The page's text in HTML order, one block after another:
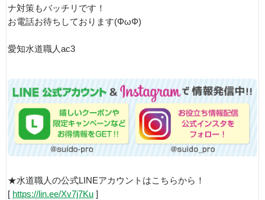
ナ対策もバッチリです！
お電話お待ちしております(ΦωΦ)
愛知水道職人ac3
★水道職人の公式LINEアカウントはこちらから！
[ https://lin.ee/Xv7j7Ku ]